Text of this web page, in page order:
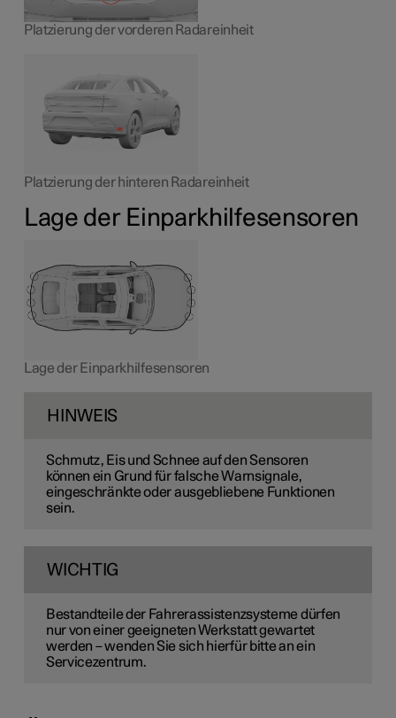
Platzierung der vorderen Radareinheit
Platzierung der hinteren Radareinheit
Lage der Einparkhilfesensoren
Lage der Einparkhilfesensoren
HINWEIS
Schmutz, Eis und Schnee auf den Sensoren
können ein Grund für falsche Warnsignale,
eingeschränkte oder ausgebliebene Funktionen
sein.
WICHTIG
Bestandteile der Fahrerassistenzsysteme dürfen
nur von einer geeigneten Werkstatt gewartet
werden – wenden Sie sich hierfür bitte an ein
Servicezentrum.